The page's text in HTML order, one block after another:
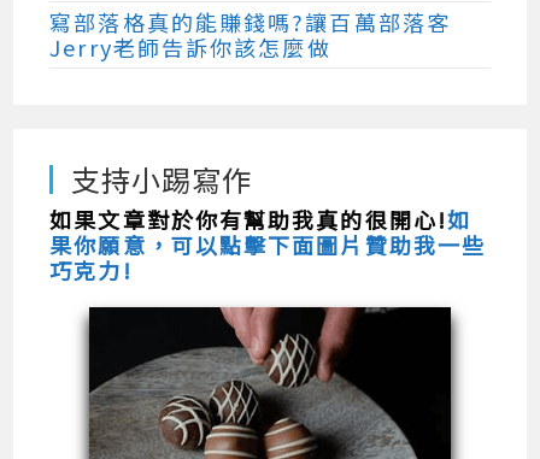
寫部落格真的能賺錢嗎?讓百萬部落客
Jerry老師告訴你該怎麼做
支持小踢寫作
如果文章對於你有幫助我真的很開心!如
果你願意，可以點擊下面圖片贊助我一些
巧克力!